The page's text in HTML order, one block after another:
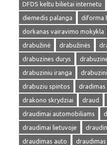
DFDS keltu bilietai internetu
diemedis palanga
diforma
dorkanas vairavimo mokykla
drabužinė
drabužinės
drabuzines durys
drabuziniu iranga
drabuziu spintos
dradimas
drakono skrydziai
draud
draudimai automobiliams
draudimai lietuvoje
draudimas auto